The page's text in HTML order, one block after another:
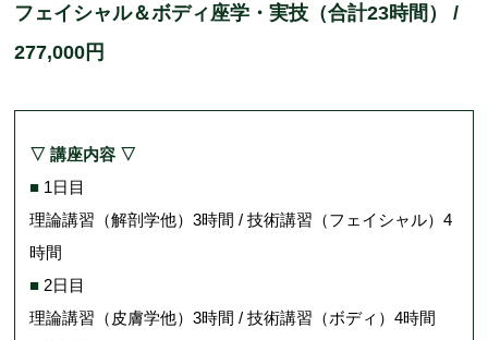
フェイシャル＆ボディ座学・実技（合計23時間） /
277,000円
▽ 講座内容 ▽
■ 1日目
理論講習（解剖学他）3時間 / 技術講習（フェイシャル）4
時間
■ 2日目
理論講習（皮膚学他）3時間 / 技術講習（ボディ）4時間